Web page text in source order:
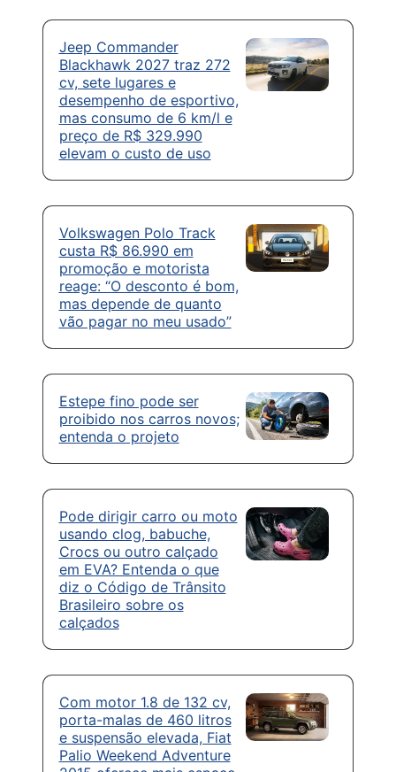
Jeep Commander
Blackhawk 2027 traz 272
cv, sete lugares e
desempenho de esportivo,
mas consumo de 6 km/l e
preço de R$ 329.990
elevam o custo de uso
Volkswagen Polo Track
custa R$ 86.990 em
promoção e motorista
reage: “O desconto é bom,
mas depende de quanto
vão pagar no meu usado”
Estepe fino pode ser
proibido nos carros novos;
entenda o projeto
Pode dirigir carro ou moto
usando clog, babuche,
Crocs ou outro calçado
em EVA? Entenda o que
diz o Código de Trânsito
Brasileiro sobre os
calçados
Com motor 1.8 de 132 cv,
porta-malas de 460 litros
e suspensão elevada, Fiat
Palio Weekend Adventure